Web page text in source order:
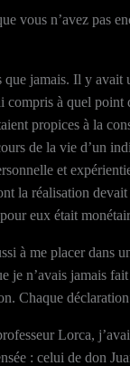
vous n’avez pas
que jamais. Il y
compris à quel
propices à la
de la vie d’un
et
la réalisation
eux était
à me placer dans
je n’avais jamais
Chaque
Lorca,
: celui de don